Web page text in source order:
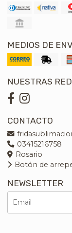
MEDIOS DE
NUESTRAS
CONTACTO
03415216758
Rosario
Botón de
NEWSLETTER